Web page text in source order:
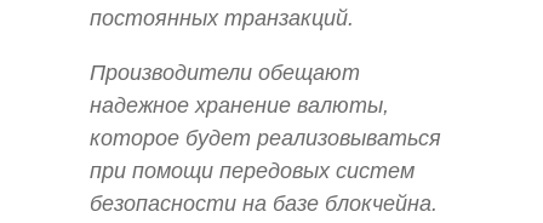
постоянных транзакций.
Производители обещают
надежное хранение валюты,
которое будет реализовываться
при помощи передовых систем
безопасности на базе блокчейна.